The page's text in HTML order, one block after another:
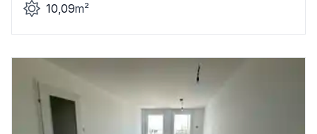
10,09m²